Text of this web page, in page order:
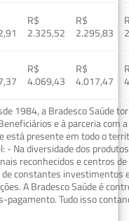
R$
2.325,52
R$
2.295,83
R$
4.069,43
R$
4.017,47
1984, a Bradesco Saúde
e à parceria com
está presente em todo o
Na diversidade dos
reconhecidos e centros
constantes investimentos
A Bradesco Saúde é
pagamento. Tudo isso